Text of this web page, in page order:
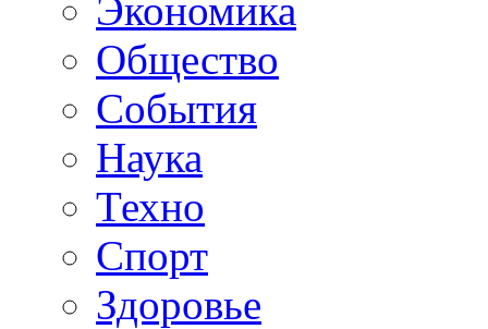
Экономика
Общество
События
Наука
Техно
Спорт
Здоровье